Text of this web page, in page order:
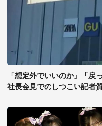
「想定外でいいのか」「戻
社長会見でのしつこい記者